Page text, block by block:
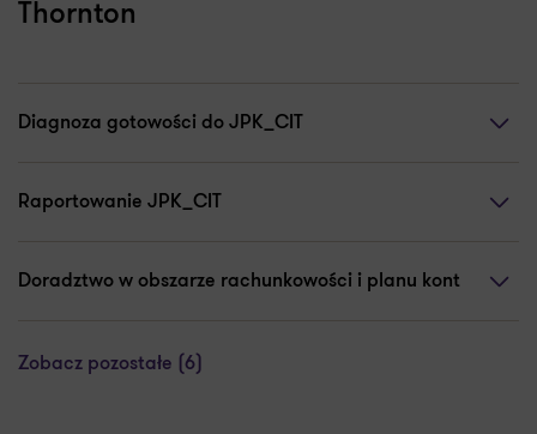
Thornton
Diagnoza gotowości do JPK_CIT
Raportowanie JPK_CIT
Doradztwo w obszarze rachunkowości i planu kont
Zobacz pozostałe (6)